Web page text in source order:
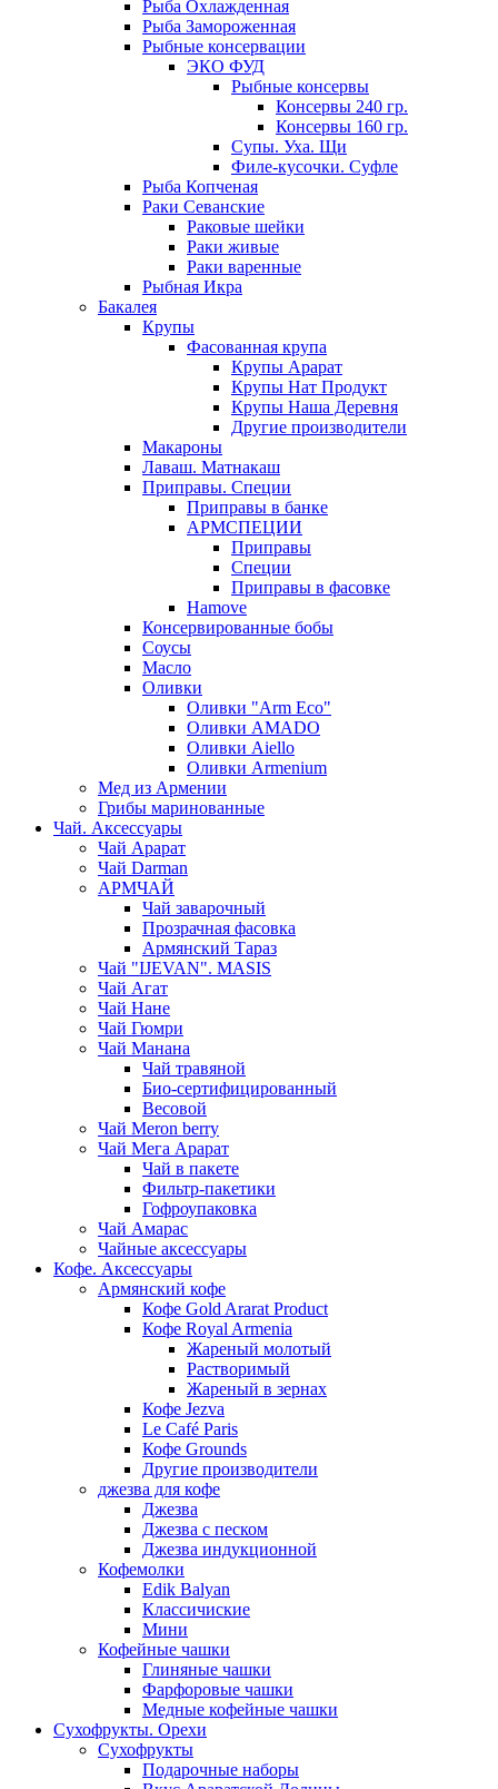
Рыба Охлажденная
Рыба Замороженная
Рыбные консервации
ЭКО ФУД
Рыбные консервы
Консервы 240 гр.
Консервы 160 гр.
Супы. Уха. Щи
Филе-кусочки. Суфле
Рыба Копченая
Раки Севанские
Раковые шейки
Раки живые
Раки варенные
Рыбная Икра
Бакалея
Крупы
Фасованная крупа
Крупы Арарат
Крупы Нат Продукт
Крупы Наша Деревня
Другие производители
Макароны
Лаваш. Матнакаш
Приправы. Специи
Приправы в банке
АРМСПЕЦИИ
Приправы
Специи
Приправы в фасовке
Hamove
Консервированные бобы
Соусы
Масло
Оливки
Оливки "Arm Eco"
Оливки AMADO
Оливки Aiello
Оливки Armenium
Мед из Армении
Грибы маринованные
Чай. Аксессуары
Чай Арарат
Чай Darman
АРМЧАЙ
Чай заварочный
Прозрачная фасовка
Армянский Тараз
Чай "IJEVAN". MASIS
Чай Агат
Чай Нане
Чай Гюмри
Чай Манана
Чай травяной
Био-сертифицированный
Весовой
Чай Meron berry
Чай Мега Арарат
Чай в пакете
Фильтр-пакетики
Гофроупаковка
Чай Амарас
Чайные аксессуары
Кофе. Аксессуары
Армянский кофе
Кофе Gold Ararat Product
Кофе Royal Armenia
Жареный молотый
Растворимый
Жареный в зернах
Кофе Jezva
Le Café Paris
Кофе Grounds
Другие производители
джезва для кофе
Джезва
Джезва с песком
Джезва индукционной
Кофемолки
Edik Balyan
Классичиские
Мини
Кофейные чашки
Глиняные чашки
Фарфоровые чашки
Медные кофейные чашки
Сухофрукты. Орехи
Сухофрукты
Подарочные наборы